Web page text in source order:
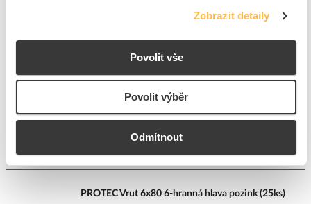
Zobrazit detaily
Povolit vše
Povolit výběr
Odmítnout
PROTEC.CLASS
Cena s DPH 17,44 Kč/ks
ks do košíku
Tento produkt je v balení po 10 ks
Přidat k porovnání
PROTEC Vrut 6x80 6-hranná hlava pozink (25ks)